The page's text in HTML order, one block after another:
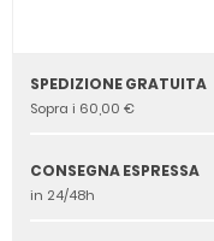
SPEDIZIONE GRATUITA
Sopra i 60,00 €
CONSEGNA ESPRESSA
in 24/48h